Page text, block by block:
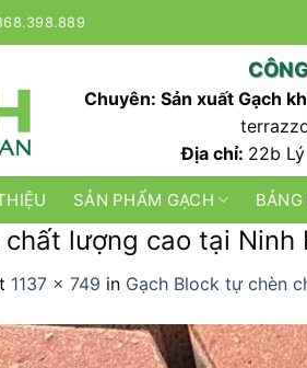
Chuyên: Sản xuất Gạch
Địa chỉ: 22b
SẢN PHẨM GẠCH BẢNG
lượng cao tại Ninh
1137 × 749 in Gạch Block tự chèn